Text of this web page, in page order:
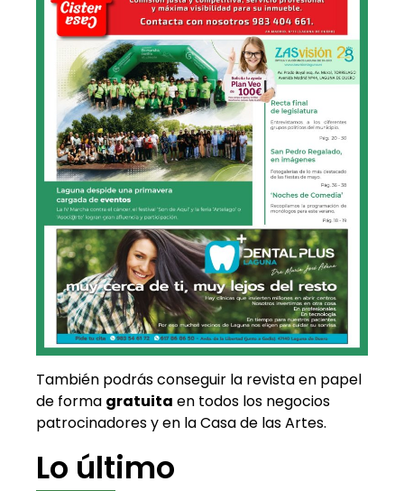
También podrás conseguir la revista en papel
de forma gratuita en todos los negocios
patrocinadores y en la Casa de las Artes.
Lo último